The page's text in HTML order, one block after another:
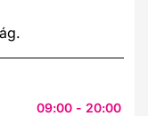
09:00 - 20:00